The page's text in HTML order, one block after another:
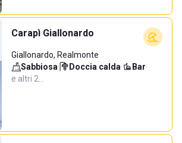
Carapì Giallonardo
Giallonardo, Realmonte
Sabbiosa· Doccia calda· Bar·
e altri 2…